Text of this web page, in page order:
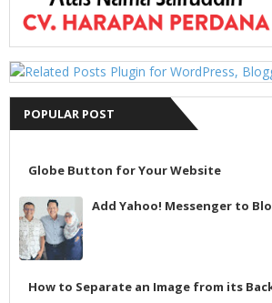
POPULAR POST
Globe Button for Your Website
Add Yahoo! Messenger to
How to Separate an Image from its